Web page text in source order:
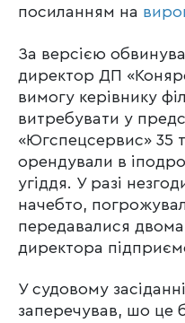
посиланням на
За версією
директор ДП
вимогу керівнику
витребувати у
«Югспецсервис» 35
орендували в
угіддя. У разі
начебто,
передавалися
директора
У судовому
заперечував, шо це